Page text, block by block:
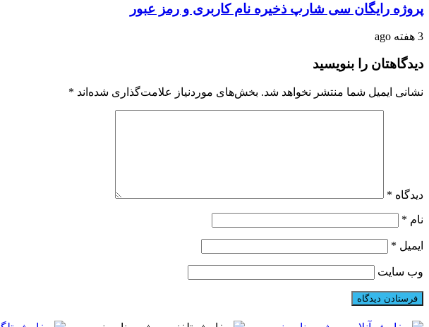
پروژه رایگان سی شارپ ذخیره نام کاربری و رمز عبور
3 هفته ago
دیدگاهتان را بنویسید
نشانی ایمیل شما منتشر نخواهد شد. بخش‌های موردنیاز علامت‌گذاری شده‌اند *
دیدگاه *
نام *
ایمیل *
وب‌ سایت